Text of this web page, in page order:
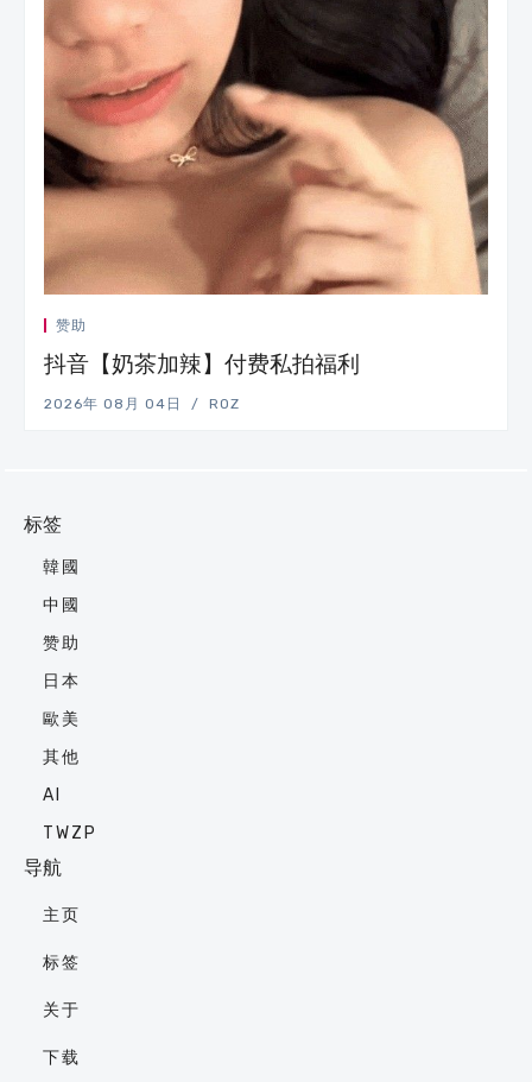
赞助
抖音【奶茶加辣】付费私拍福利
2026年 08月 04日 ROZ
标签
韓國
中國
赞助
日本
歐美
其他
AI
TWZP
导航
主页
标签
关于
下载